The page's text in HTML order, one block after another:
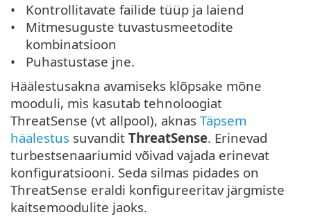
Kontrollitavate failide tüüp ja laiend
Mitmesuguste tuvastusmeetodite
kombinatsioon
Puhastustase jne.
Häälestusakna avamiseks klõpsake mõne
mooduli, mis kasutab tehnoloogiat
ThreatSense (vt allpool), aknas Täpsem
häälestus suvandit ThreatSense. Erinevad
turbestsenaariumid võivad vajada erinevat
konfiguratsiooni. Seda silmas pidades on
ThreatSense eraldi konfigureeritav järgmiste
kaitsemoodulite jaoks.